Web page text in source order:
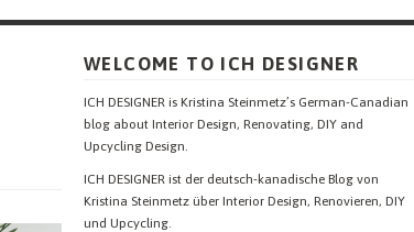
WELCOME TO ICH DESIGNER
ICH DESIGNER is Kristina Steinmetz’s German-Canadian
blog about Interior Design, Renovating, DIY and
Upcycling Design.
ICH DESIGNER ist der deutsch-kanadische Blog von
Kristina Steinmetz über Interior Design, Renovieren, DIY
und Upcycling.